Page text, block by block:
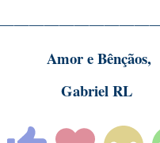
Amor e Bênçãos,
Gabriel RL